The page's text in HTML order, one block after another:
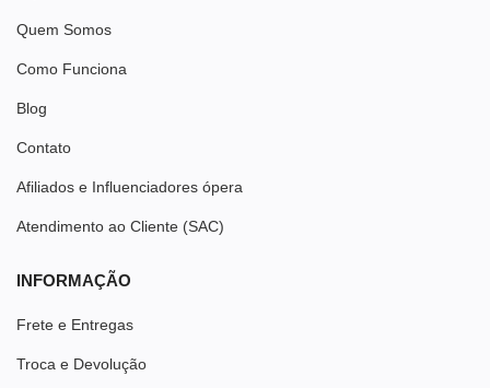
Quem Somos
Como Funciona
Blog
Contato
Afiliados e Influenciadores ópera
Atendimento ao Cliente (SAC)
INFORMAÇÃO
Frete e Entregas
Troca e Devolução